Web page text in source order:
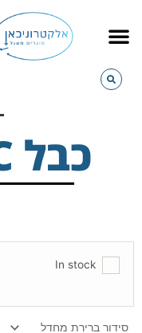
כבל IDC שטוח
In stock